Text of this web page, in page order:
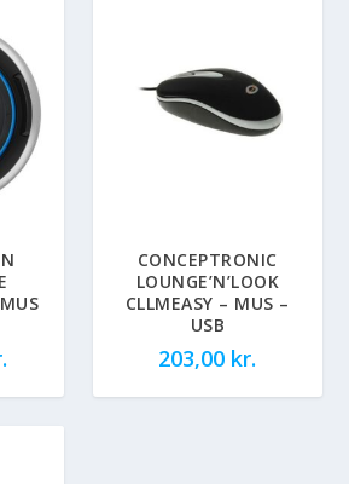
CONCEPTRONIC
LOUNGE’N’LOOK
CLLMEASY – MUS –
USB
203,00 kr.